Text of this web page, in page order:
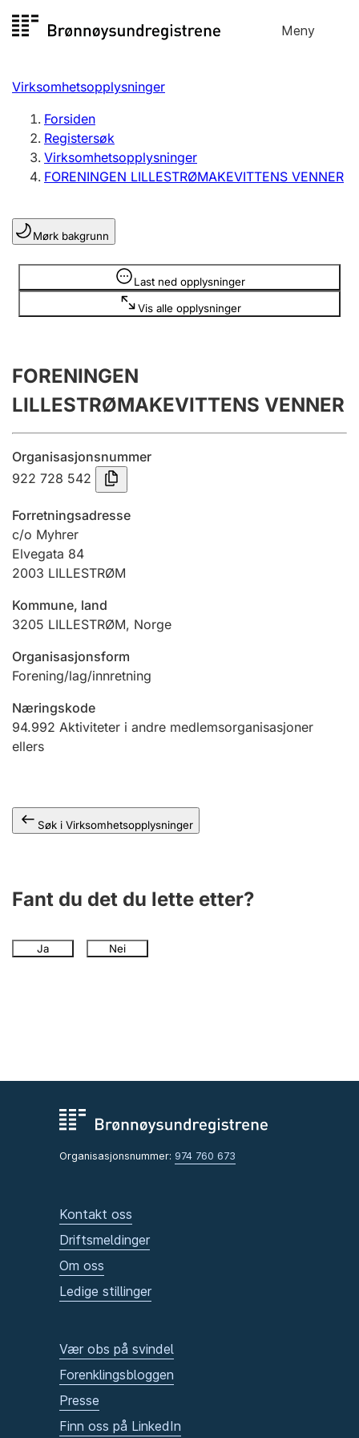
til
Meny
Registersøk
Aksjeselskap
Enkeltpersonforetak
Registrere, endre, slette
Lag og forening
Registrere, endre, slette
Årsregnskap
Innsending og forsinkelsesgebyr
Tinglysing
Jeger
Betaling og jegeravgiftskort
Ektepaktveileder
Offentlig sektor
Andre tema
Virksomhetsopplysninger
Forsiden
Registersøk
Virksomhetsopplysninger
FORENINGEN LILLESTRØMAKEVITTENS VENNER
Mørk bakgrunn
Last ned opplysninger
Vis alle opplysninger
Opplysninger er skjult
FORENINGEN
LILLESTRØMAKEVITTENS VENNER
Organisasjonsnummer
922 728 542
Forretningsadresse
c/o Myhrer
Elvegata 84
2003 LILLESTRØM
Kommune, land
3205 LILLESTRØM, Norge
Organisasjonsform
Forening/lag/innretning
Næringskode
94.992 Aktiviteter i andre medlemsorganisasjoner
ellers
Søk i Virksomhetsopplysninger
Fant du det du lette etter?
Ja Nei
Organisasjonsnummer: 974 760 673
Kontakt oss
Driftsmeldinger
Om oss
Ledige stillinger
Vær obs på svindel
Forenklingsbloggen
Presse
Finn oss på LinkedIn